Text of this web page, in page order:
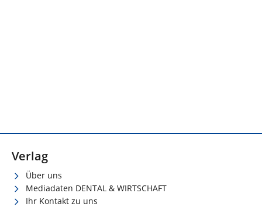
Verlag
Über uns
Mediadaten DENTAL & WIRTSCHAFT
Ihr Kontakt zu uns